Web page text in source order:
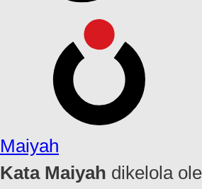
Maiyah
Kata Maiyah dikelola